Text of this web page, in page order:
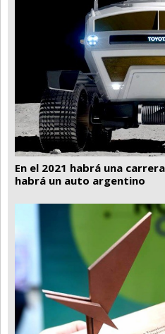
En el 2021 habrá una
habrá un auto argentino